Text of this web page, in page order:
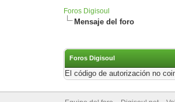
Foros Digisoul
Mensaje del foro
Foros Digisoul
El código de autorización no